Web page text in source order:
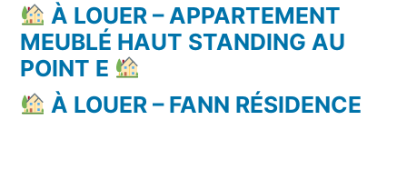
À LOUER – APPARTEMENT
MEUBLÉ HAUT STANDING AU
POINT E
À LOUER – FANN RÉSIDENCE